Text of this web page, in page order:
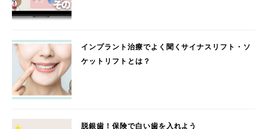
インプラント治療でよく聞くサイナスリフト・ソ
ケットリフトとは？
脱銀歯！保険で白い歯を入れよう